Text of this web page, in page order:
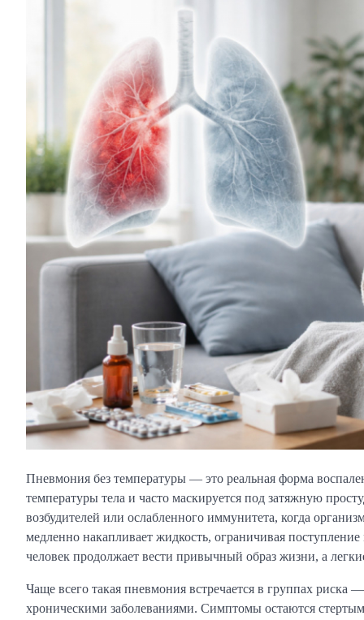
Пневмония без температуры — это реальная форма
температуры тела и часто маскируется под затяжную
возбудителей или ослабленного иммунитета, когда
медленно накапливает жидкость, ограничивая
человек продолжает вести привычный образ жизни, а
Чаще всего такая пневмония встречается в группах
хроническими заболеваниями. Симптомы остаются